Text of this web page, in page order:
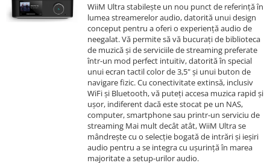
WiiM Ultra stabilește un nou punct de referință în
lumea streamerelor audio, datorită unui design
conceput pentru a oferi o experiență audio de
neegalat. Vă permite să vă bucurați de biblioteca
de muzică și de serviciile de streaming preferate
într-un mod perfect intuitiv, datorită în special
unui ecran tactil color de 3,5" și unui buton de
navigare fizic. Cu conectivitate extinsă, inclusiv
WiFi și Bluetooth, vă puteți accesa muzica rapid și
ușor, indiferent dacă este stocat pe un NAS,
computer, smartphone sau printr-un serviciu de
streaming Mai mult decât atât, WiiM Ultra se
mândrește cu o selecție bogată de intrări și ieșiri
audio pentru a se integra cu ușurință în marea
majoritate a setup-urilor audio.